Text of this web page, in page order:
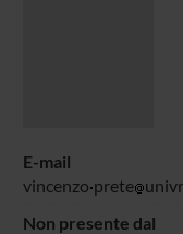
E-mail
vincenzo prete univr
Non presente dal